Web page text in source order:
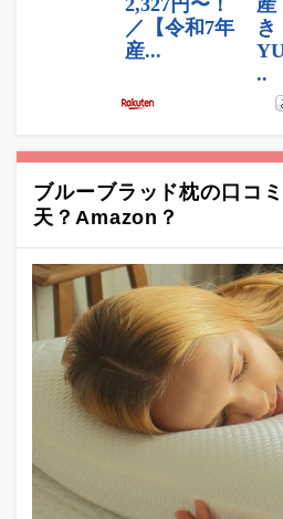
ブルーブラッド枕の口コ
天？Amazon？